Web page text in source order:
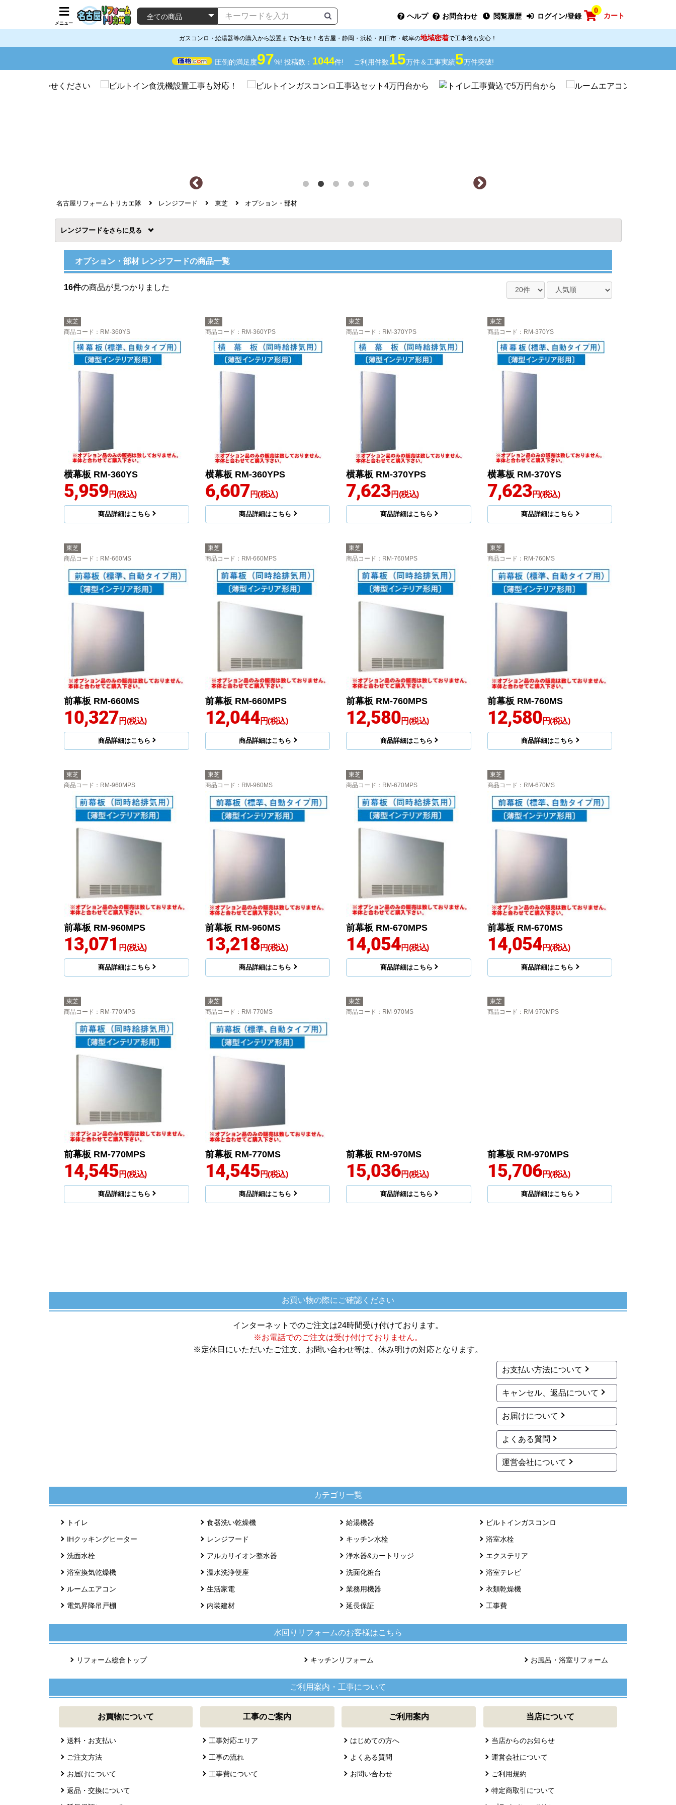
メニュー
ヘルプ お問合わせ 閲覧履歴 ログイン/登録
0
カート
ガスコンロ・給湯器等の購入から設置までお任せ！名古屋・静岡・浜松・四日市・岐阜の地域密着で工事後も安心！
圧倒的満足度97%! 投稿数： 1044件! ご利用件数15万件＆工事実績5万件突破!
名古屋リフォームトリカエ隊 レンジフード 東芝 オプション・部材
レンジフードを
オプション・部材 レンジフードの商品一覧
16件の商品が見つかりました
東芝
商品コード ：RM-360YS
横幕板 RM-360YS
5,959円(税込)
商品詳細はこちら
東芝
商品コード ：RM-360YPS
横幕板 RM-360YPS
6,607 円(税込)
商品詳細はこちら
東芝
商品コード ：RM-370YPS
横幕板 RM-370YPS
7,623円(税込)
商品詳細はこちら
東芝
商品コード ：RM-370YS
横幕板 RM-370YS
7,623円(税込)
商品詳細はこちら
東芝
商品コード ：RM-660MS
前幕板 RM-660MS
10,327円(税込)
商品詳細はこちら
東芝
商品コード ：RM-660MPS
前幕板 RM-660MPS
12,044円(税込)
商品詳細はこちら
東芝
商品コード ：RM-760MPS
前幕板 RM-760MPS
12,580円(税込)
商品詳細はこちら
東芝
商品コード ：RM-760MS
前幕板 RM-760MS
12,580円(税込)
商品詳細はこちら
東芝
商品コード ：RM-960MPS
前幕板 RM-960MPS
13,071 円(税込)
商品詳細はこちら
東芝
商品コード ：RM-960MS
前幕板 RM-960MS
13,218円(税込)
商品詳細はこちら
東芝
商品コード ：RM-670MPS
前幕板 RM-670MPS
14,054円(税込)
商品詳細はこちら
東芝
商品コード ：RM-670MS
前幕板 RM-670MS
14,054円(税込)
商品詳細はこちら
東芝
商品コード ：RM-770MPS
前幕板 RM-770MPS
14,545円(税込)
商品詳細はこちら
東芝
商品コード ：RM-770MS
前幕板 RM-770MS
14,545円(税込)
商品詳細はこちら
東芝
商品コード ：RM-970MS
前幕板 RM-970MS
15,036円(税込)
商品詳細はこちら
東芝
商品コード ：RM-970MPS
前幕板 RM-970MPS
15,706円(税込)
商品詳細はこちら
お買い物の際にご確認ください
インターネットでのご注文は24時間受け付けております。
※お電話でのご注文は受け付けておりません。
※定休日にいただいたご注文、お問い合わせ等は、休み明けの対応となります。
お支払い方法について
キャンセル、返品について
お届けについて
よくある質問
運営会社について
カテゴリ一覧
トイレ 食器洗い乾燥機 給湯機器 ビルトインガスコンロ
IHクッキングヒーター レンジフード キッチン水栓 浴室水栓
洗面水栓 アルカリイオン整水器 浄水器&カートリッジ エクステリア
浴室換気乾燥機 温水洗浄便座 洗面化粧台 浴室テレビ
ルームエアコン 生活家電 業務用機器 衣類乾燥機
電気昇降吊戸棚 内装建材 延長保証 工事費
水回りリフォームのお客様はこちら
リフォーム総合トップ キッチンリフォーム お風呂・浴室リフォーム
ご利用案内・工事について
お買物について
送料・お支払い
ご注文方法
お届けについて
返品・交換について
工事のご案内
工事対応エリア
工事の流れ
工事費について
ご利用案内
はじめての方へ
よくある質問
お問い合わせ
当店について
当店からのお知らせ
運営会社について
ご利用規約
特定商取引について